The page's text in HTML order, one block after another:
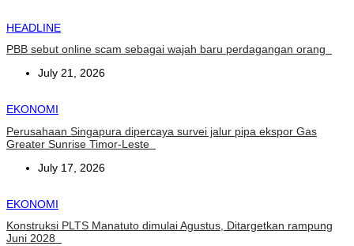
HEADLINE
PBB sebut online scam sebagai wajah baru perdagangan orang
July 21, 2026
EKONOMI
Perusahaan Singapura dipercaya survei jalur pipa ekspor Gas
Greater Sunrise Timor-Leste
July 17, 2026
EKONOMI
Konstruksi PLTS Manatuto dimulai Agustus, Ditargetkan rampung
Juni 2028